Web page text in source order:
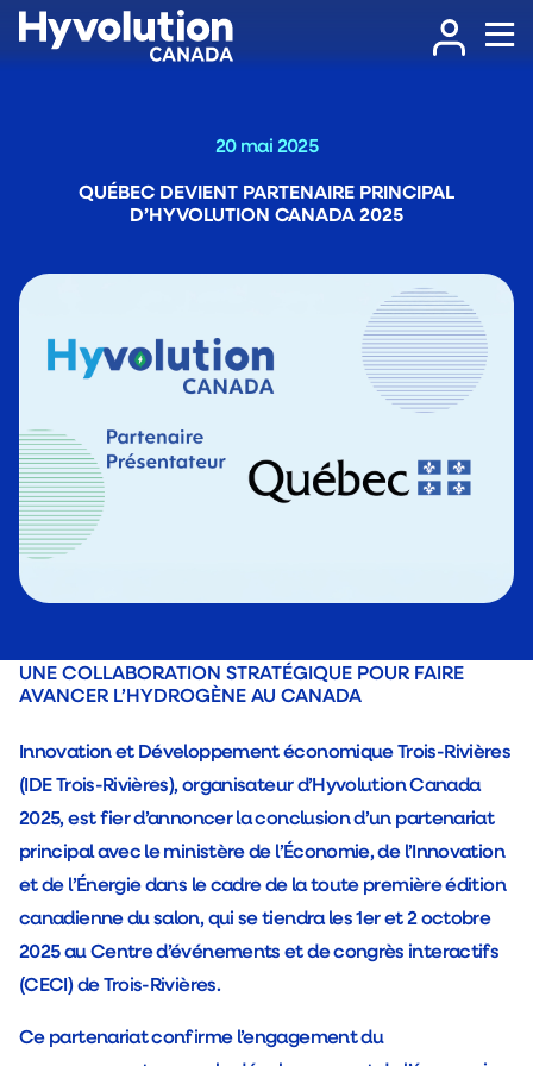
20 mai 2025
QUÉBEC DEVIENT PARTENAIRE PRINCIPAL
D’HYVOLUTION CANADA 2025
UNE COLLABORATION STRATÉGIQUE POUR FAIRE
AVANCER L’HYDROGÈNE AU CANADA
Innovation et Développement économique Trois-Rivières
(IDE Trois-Rivières), organisateur d’Hyvolution Canada
2025, est fier d’annoncer la conclusion d’un partenariat
principal avec le ministère de l’Économie, de l’Innovation
et de l’Énergie dans le cadre de la toute première édition
canadienne du salon, qui se tiendra les 1er et 2 octobre
2025 au Centre d’événements et de congrès interactifs
(CECI) de Trois-Rivières.
Ce partenariat confirme l’engagement du